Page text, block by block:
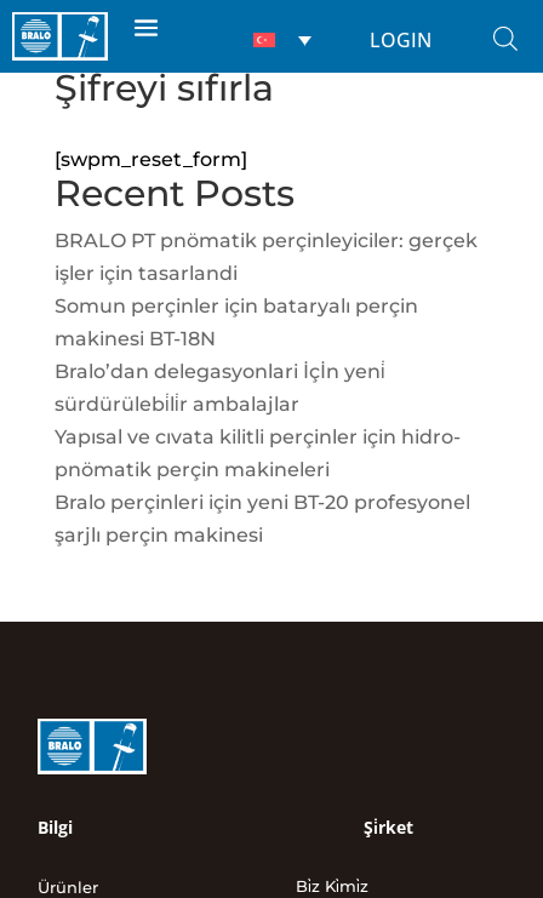
LOGIN
Şifreyi sıfırla
[swpm_reset_form]
Recent Posts
BRALO PT pnömatik perçinleyiciler: gerçek
işler için tasarlandi
Somun perçinler için bataryalı perçin
makinesi BT-18N
Bralo’dan delegasyonlari İçİn yeni̇
sürdürülebi̇li̇r ambalajlar
Yapısal ve cıvata kilitli perçinler için hidro-
pnömatik perçin makineleri
Bralo perçinleri için yeni BT-20 profesyonel
şarjlı perçin makinesi
Bilgi
Ürünler
Şi̇rket
Bi̇z Ki̇mi̇z